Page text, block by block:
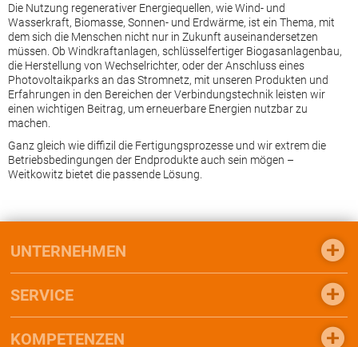
Die Nutzung regenerativer Energiequellen, wie Wind- und
Wasserkraft, Biomasse, Sonnen- und Erdwärme, ist ein Thema, mit
dem sich die Menschen nicht nur in Zukunft auseinandersetzen
müssen. Ob Windkraftanlagen, schlüsselfertiger Biogasanlagenbau,
die Herstellung von Wechselrichter, oder der Anschluss eines
Photovoltaikparks an das Stromnetz, mit unseren Produkten und
Erfahrungen in den Bereichen der Verbindungstechnik leisten wir
einen wichtigen Beitrag, um erneuerbare Energien nutzbar zu
machen.
Ganz gleich wie diffizil die Fertigungsprozesse und wir extrem die
Betriebsbedingungen der Endprodukte auch sein mögen –
Weitkowitz bietet die passende Lösung.
UNTERNEHMEN
SERVICE
KOMPETENZEN